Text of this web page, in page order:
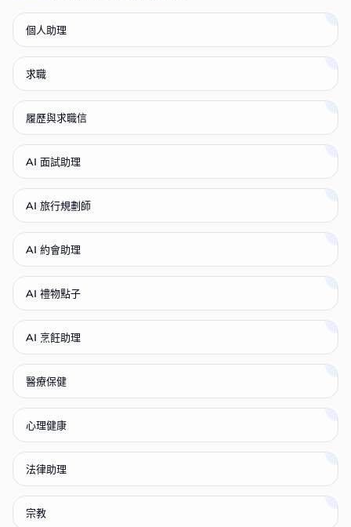
個人助理
求職
履歷與求職信
AI 面試助理
AI 旅行規劃師
AI 約會助理
AI 禮物點子
AI 烹飪助理
醫療保健
心理健康
法律助理
宗教